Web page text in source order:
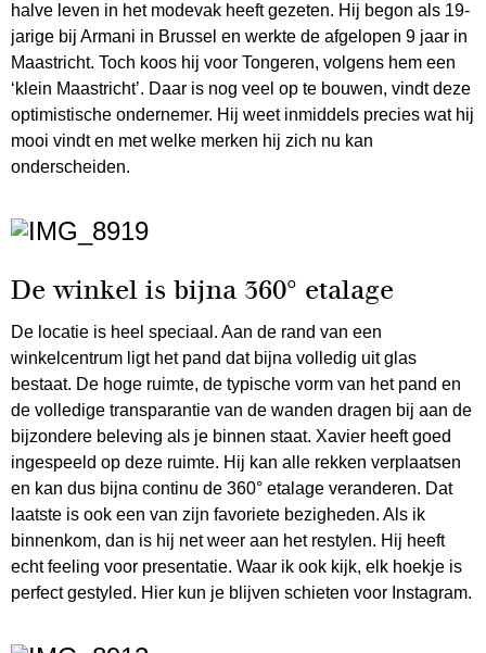
halve leven in het modevak heeft gezeten. Hij begon als 19-
jarige bij Armani in Brussel en werkte de afgelopen 9 jaar in
Maastricht. Toch koos hij voor Tongeren, volgens hem een
‘klein Maastricht’. Daar is nog veel op te bouwen, vindt deze
optimistische ondernemer. Hij weet inmiddels precies wat hij
mooi vindt en met welke merken hij zich nu kan
onderscheiden.
De winkel is bijna 360° etalage
De locatie is heel speciaal. Aan de rand van een
winkelcentrum ligt het pand dat bijna volledig uit glas
bestaat. De hoge ruimte, de typische vorm van het pand en
de volledige transparantie van de wanden dragen bij aan de
bijzondere beleving als je binnen staat. Xavier heeft goed
ingespeeld op deze ruimte. Hij kan alle rekken verplaatsen
en kan dus bijna continu de 360° etalage veranderen. Dat
laatste is ook een van zijn favoriete bezigheden. Als ik
binnenkom, dan is hij net weer aan het restylen. Hij heeft
echt feeling voor presentatie. Waar ik ook kijk, elk hoekje is
perfect gestyled. Hier kun je blijven schieten voor Instagram.